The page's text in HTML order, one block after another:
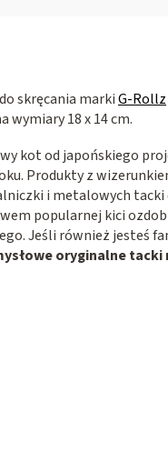
skręcania markiG-Rollz
wymiary 18 x 14 cm.
kot od japońskiego
Produkty z
i metalowych
popularnej kici
Jeśli również jesteś
oryginalne